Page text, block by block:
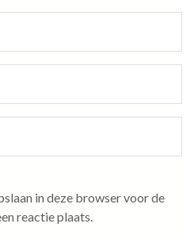
in deze browser voor de
reactie plaats.